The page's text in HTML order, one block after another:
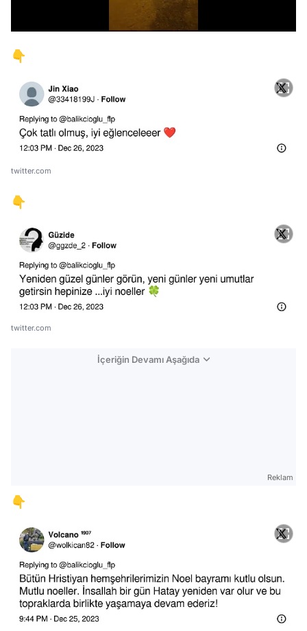
👇
twitter.com
👇
twitter.com
İçeriğin Devamı Aşağıda
Reklam
👇